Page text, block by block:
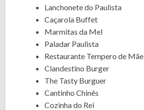
Lanchonete do Paulista
Caçarola Buffet
Marmitas da Mel
Paladar Paulista
Restaurante Tempero de Mãe
Clandestino Burger
The Tasty Burguer
Cantinho Chinês
Cozinha do Rei